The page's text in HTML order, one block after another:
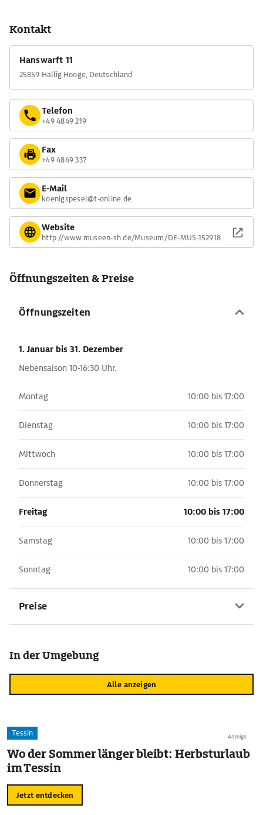
Kontakt
Hanswarft 11
25859 Hallig Hooge, Deutschland
Telefon
+49 4849 219
Fax
+49 4849 337
E-Mail
koenigspesel@t-online.de
Website
http://www.museen-sh.de/Museum/DE-MUS-152918
Öffnungszeiten & Preise
Öffnungszeiten
1. Januar bis 31. Dezember
Nebensaison 10-16:30 Uhr.
Montag 10:00 bis 17:00
Dienstag 10:00 bis 17:00
Mittwoch 10:00 bis 17:00
Donnerstag 10:00 bis 17:00
Freitag 10:00 bis 17:00
Samstag 10:00 bis 17:00
Sonntag 10:00 bis 17:00
Preise
In der Umgebung
Alle anzeigen
Anzeige
Tessin
Wo der Sommer länger bleibt: Herbsturlaub
im Tessin
Jetzt entdecken